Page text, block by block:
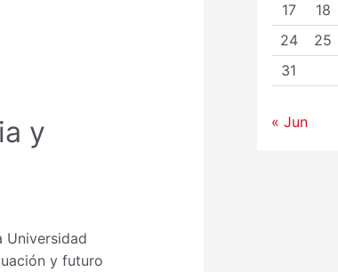
y
Universidad
y futuro
17
18
24
25
31
« Jun